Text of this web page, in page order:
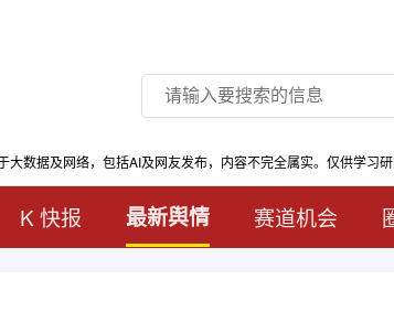
大数据及网络，包括AI及网友发布，内容不完全属实。仅供学习
K 快报 最新舆情 赛道机会